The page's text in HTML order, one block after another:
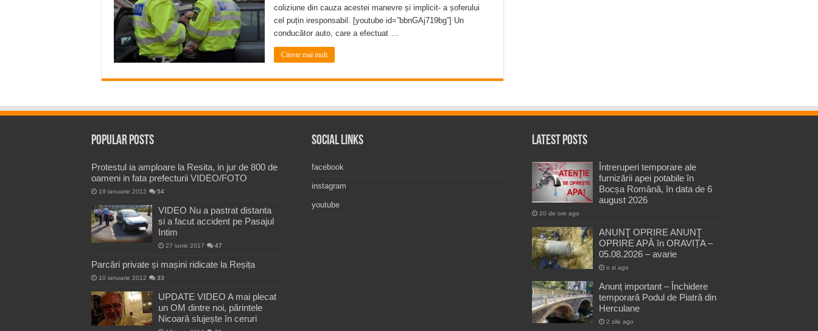
coliziune din cauza acestei manevre și implicit- a șoferului
cel puțin iresponsabil. [youtube id=”bbnGAj719bg”] Un
conducător auto, care a efectuat …
Citeste mai mult
Popular Posts
Protestul ia amploare la Resita, in jur de 800 de
oameni in fata prefecturii VIDEO/FOTO
19 ianuarie 2012 54
VIDEO Nu a pastrat distanta
si a facut accident pe Pasajul
Intim
27 iunie 2017 47
Parcări private și mașini ridicate la Reșița
10 ianuarie 2012 33
UPDATE VIDEO A mai plecat
un OM dintre noi, părintele
Nicoară slujește în ceruri
Social Links
facebook
instagram
youtube
Latest Posts
Întreruperi temporare ale
furnizării apei potabile în
Bocșa Română, în data de 6
august 2026
20 de ore ago
ANUNŢ OPRIRE ANUNŢ
OPRIRE APĂ în ORAVIȚA –
05.08.2026 – avarie
o zi ago
Anunț important – Închidere
temporară Podul de Piatră din
Herculane
2 zile ago